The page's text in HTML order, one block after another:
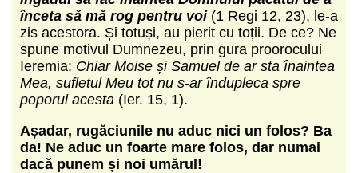
înceta să mă rog pentru voi (1 Regi 12, 23), le-a
zis acestora. Și totuși, au pierit cu toții. De ce? Ne
spune motivul Dumnezeu, prin gura proorocului
Ieremia: Chiar Moise și Samuel de ar sta înaintea
Mea, sufletul Meu tot nu s-ar îndupleca spre
poporul acesta (Ier. 15, 1).
Așadar, rugăciunile nu aduc nici un folos? Ba
da! Ne aduc un foarte mare folos, dar numai
dacă punem și noi umărul!